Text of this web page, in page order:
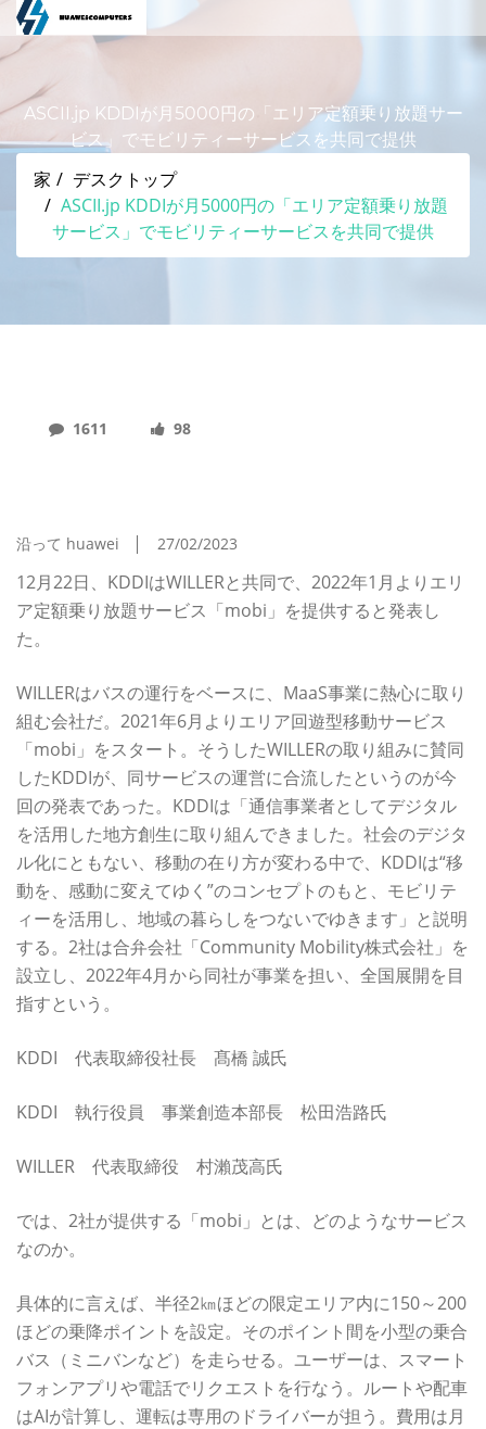
ASCII.jp KDDIが月5000円の「エリア定額乗り放題サー
ビス」でモビリティーサービスを共同で提供
家
デスクトップ
ASCII.jp KDDIが月5000円の「エリア定額乗り放題
サービス」でモビリティーサービスを共同で提供
1611 98
沿って huawei 27/02/2023
12月22日、KDDIはWILLERと共同で、2022年1月よりエリ
ア定額乗り放題サービス「mobi」を提供すると発表し
た。
WILLERはバスの運行をベースに、MaaS事業に熱心に取り
組む会社だ。2021年6月よりエリア回遊型移動サービス
「mobi」をスタート。そうしたWILLERの取り組みに賛同
したKDDIが、同サービスの運営に合流したというのが今
回の発表であった。KDDIは「通信事業者としてデジタル
を活用した地方創生に取り組んできました。社会のデジタ
ル化にともない、移動の在り方が変わる中で、KDDIは“移
動を、感動に変えてゆく”のコンセプトのもと、モビリテ
ィーを活用し、地域の暮らしをつないでゆきます」と説明
する。2社は合弁会社「Community Mobility株式会社」を
設立し、2022年4月から同社が事業を担い、全国展開を目
指すという。
KDDI 代表取締役社長 髙橋 誠氏
KDDI 執行役員 事業創造本部長 松田浩路氏
WILLER 代表取締役 村瀨茂高氏
では、2社が提供する「mobi」とは、どのようなサービス
なのか。
具体的に言えば、半径2㎞ほどの限定エリア内に150～200
ほどの乗降ポイントを設定。そのポイント間を小型の乗合
バス（ミニバンなど）を走らせる。ユーザーは、スマート
フォンアプリや電話でリクエストを行なう。ルートや配車
はAIが計算し、運転は専用のドライバーが担う。費用は月